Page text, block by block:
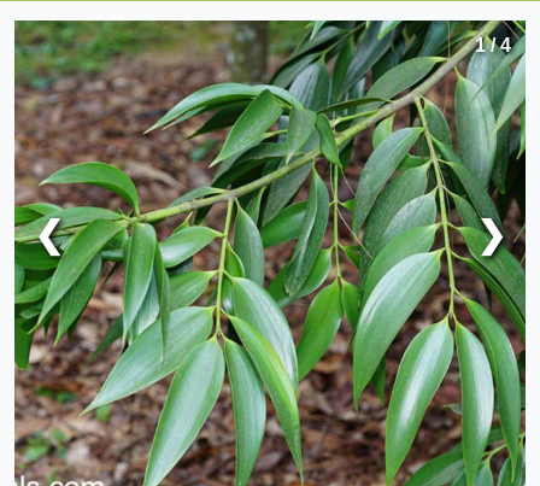
1 / 4
❮ ❯